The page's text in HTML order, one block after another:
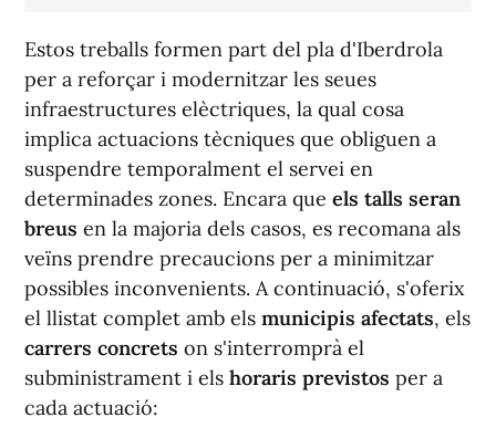
Estos treballs formen part del pla d'Iberdrola
per a reforçar i modernitzar les seues
infraestructures elèctriques, la qual cosa
implica actuacions tècniques que obliguen a
suspendre temporalment el servei en
determinades zones. Encara que els talls seran
breus en la majoria dels casos, es recomana als
veïns prendre precaucions per a minimitzar
possibles inconvenients. A continuació, s'oferix
el llistat complet amb els municipis afectats, els
carrers concrets on s'interromprà el
subministrament i els horaris previstos per a
cada actuació: